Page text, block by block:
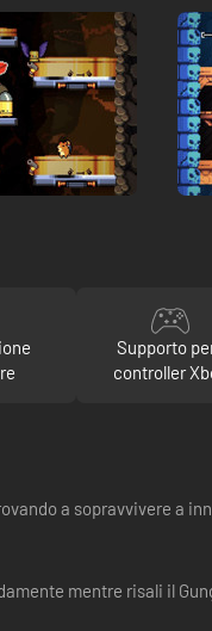
Supporto
controller
a sopravvivere a
mentre risali il